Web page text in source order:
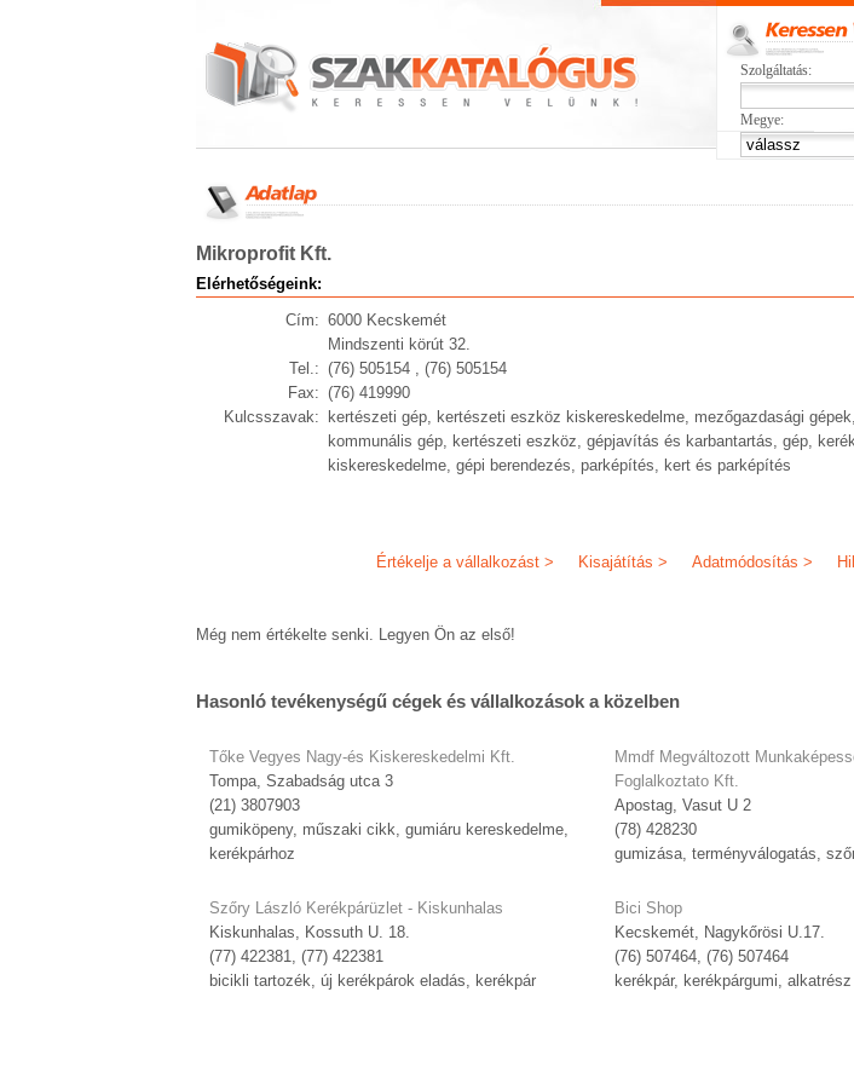
Szolgáltatás:
Megye:
Mikroprofit Kft.
Elérhetőségeink:
Cím: 6000 Kecskemét
Mindszenti körút 32.
Tel.: (76) 505154 , (76) 505154
Fax: (76) 419990
Kulcsszavak:
kertészeti gép, kertészeti eszköz kiskereskedelme, mezőgazdasági
kommunális gép, kertészeti eszköz, gépjavítás és karbantartás, gép,
kiskereskedelme, gépi berendezés, parképítés, kert és parképítés
Adatmódosítás >
Kisajátítás >
Értékelje a vállalkozást >
Még nem értékelte senki. Legyen Ön az első!
Hasonló tevékenységű cégek és vállalkozások a közelben
Tőke Vegyes Nagy-és Kiskereskedelmi Kft.
Tompa, Szabadság utca 3
(21) 3807903
gumiköpeny, műszaki cikk, gumiáru kereskedelme,
kerékpárhoz
Szőry László Kerékpárüzlet - Kiskunhalas
Kiskunhalas, Kossuth U. 18.
(77) 422381, (77) 422381
bicikli tartozék, új kerékpárok eladás, kerékpár
Mmdf Megváltozott
Foglalkoztato Kft.
Apostag, Vasut U 2
(78) 428230
gumizása, terményválogatás,
Bici Shop
Kecskemét, Nagykőrösi U.17.
(76) 507464, (76) 507464
kerékpár, kerékpárgumi, alkatrész